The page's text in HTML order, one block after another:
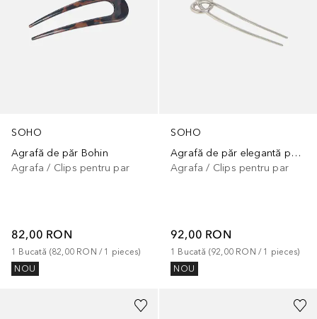
SOHO
Agrafă de păr Bohin
Agrafa / Clips pentru par
82,00 RON
1 Bucată (82,00 RON / 1 pieces)
NOU
SOHO
Agrafă de păr elegantă pentru cocuri
Agrafa / Clips pentru par
92,00 RON
1 Bucată (92,00 RON / 1 pieces)
NOU